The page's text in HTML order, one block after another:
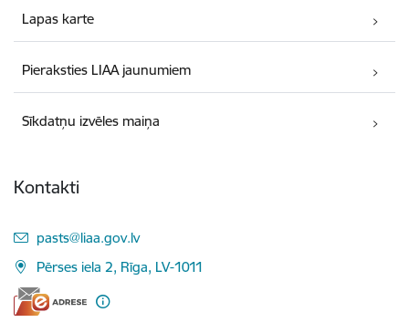
Lapas karte
Pieraksties LIAA jaunumiem
Sīkdatņu izvēles maiņa
Kontakti
E-pasts:
pasts@liaa.gov.lv
Pērses iela 2, Rīga, LV-1011